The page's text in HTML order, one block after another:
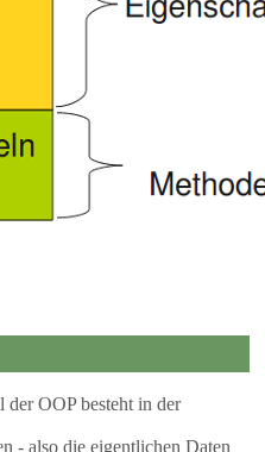
OOP besteht in der
- also die eigentlichen Daten